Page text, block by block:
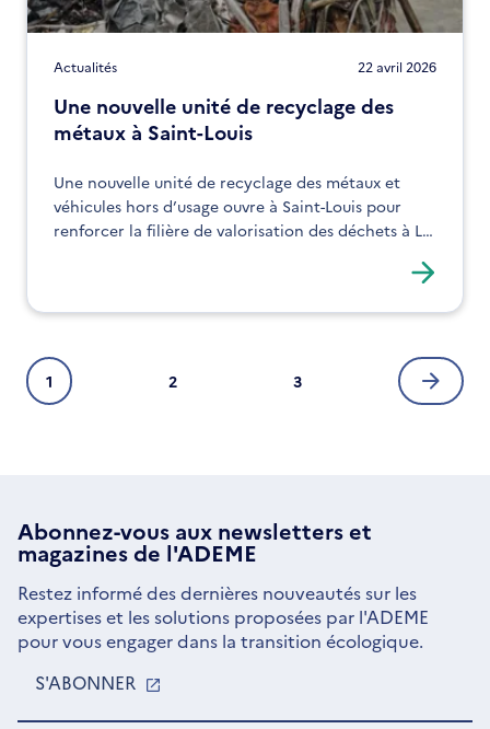
Actualités 22 avril 2026
Une nouvelle unité de recyclage des
métaux à Saint-Louis
Une nouvelle unité de recyclage des métaux et
véhicules hors d’usage ouvre à Saint-Louis pour
renforcer la filière de valorisation des déchets à La
Pagination
Page
courante
1 Page
2 Page
3 Page
Abonnez-vous aux newsletterset
magazines de l'ADEME
Restez informé des dernières nouveautés sur les
expertises et les solutions proposées par l'ADEME
pour vous engager dans la transition écologique.
S'ABONNER